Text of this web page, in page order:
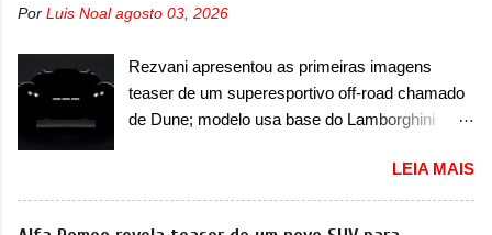
convencionais, de três lugares. Ao mesmo
pode reclinar e nele existe dois espaços de
recarga por indução para smartphones...
passar por uma série de localidades da cidade-
Cassino e La Rascasse. Para ir a Mônaco, a
marca inglesa apresentou uma nova
camuflagem ao elétrico que representa uma
traços monolíticos retos e circulares. O
desenvolvimento do modelo ainda continua
Por Luis Noal agosto 03, 2026
Rezvani apresentou as primeiras imagens
teaser de um superesportivo off-road chamado
de Dune; modelo usa base do Lamborghini
apresentou as primeiras imagens teaser de um
novo superesportivo que vai oferecer aos seus
consumidores. Trata-se do Dune, um cupê
LEIA MAIS